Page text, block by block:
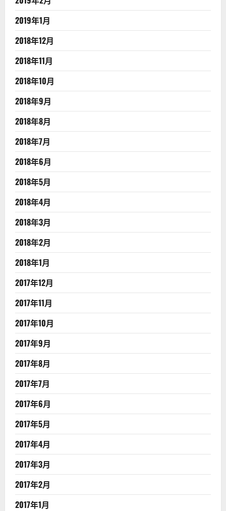
2019年1月
2018年12月
2018年11月
2018年10月
2018年9月
2018年8月
2018年7月
2018年6月
2018年5月
2018年4月
2018年3月
2018年2月
2018年1月
2017年12月
2017年11月
2017年10月
2017年9月
2017年8月
2017年7月
2017年6月
2017年5月
2017年4月
2017年3月
2017年2月
2017年1月